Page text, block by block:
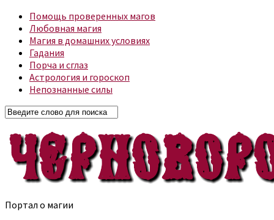
Помощь проверенных магов
Любовная магия
Магия в домашних условиях
Гадания
Порча и сглаз
Астрология и гороскоп
Непознанные силы
Портал о магии